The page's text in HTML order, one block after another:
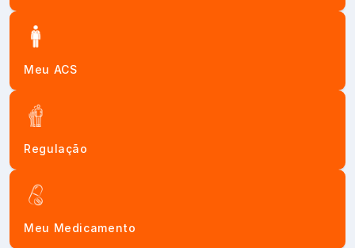
Meu ACS
Regulação
Meu Medicamento